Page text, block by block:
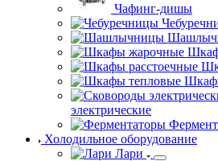
Чафинг-дишы
электрические
Холодильное оборудование
Лари